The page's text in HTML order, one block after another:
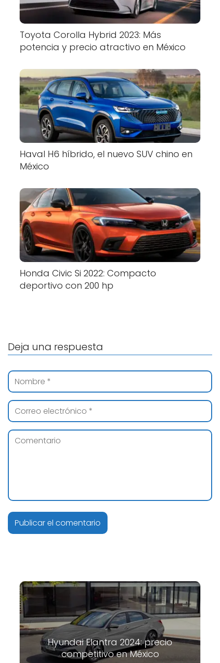
Toyota Corolla Hybrid 2023: Más
potencia y precio atractivo en México
Haval H6 híbrido, el nuevo SUV chino en
México
Honda Civic Si 2022: Compacto
deportivo con 200 hp
Deja una respuesta
Hyundai Elantra 2024: precio
competitivo en México